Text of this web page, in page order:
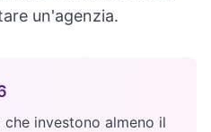
un'agenzia.
investono almeno il